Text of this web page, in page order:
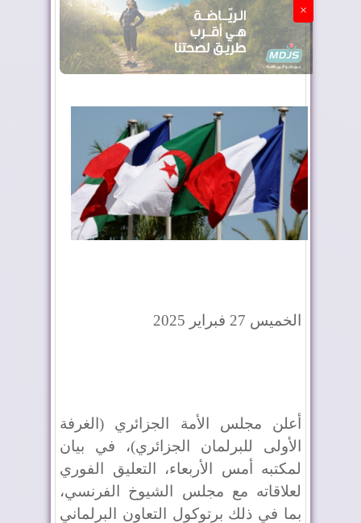
×
الخميس 27 فبراير 2025
أعلن مجلس الأمة الجزائري (الغرفة
الأولى للبرلمان الجزائري)، في بيان
لمكتبه أمس الأربعاء، التعليق الفوري
لعلاقاته مع مجلس الشيوخ الفرنسي،
بما في ذلك برتوكول التعاون البرلماني